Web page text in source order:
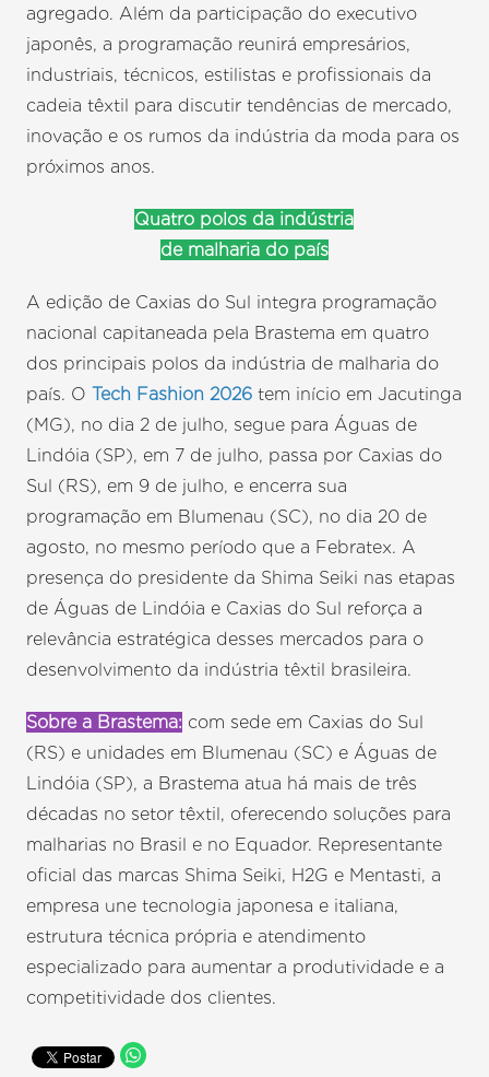
agregado. Além da participação do executivo
japonês, a programação reunirá empresários,
industriais, técnicos, estilistas e profissionais da
cadeia têxtil para discutir tendências de mercado,
inovação e os rumos da indústria da moda para os
próximos anos.
Quatro polos da indústria
de malharia do país
A edição de Caxias do Sul integra programação
nacional capitaneada pela Brastema em quatro
dos principais polos da indústria de malharia do
país. OTech Fashion 2026 tem início em Jacutinga
(MG), no dia 2 de julho, segue para Águas de
Lindóia (SP), em 7 de julho, passa por Caxias do
Sul (RS), em 9 de julho, e encerra sua
programação em Blumenau (SC), no dia 20 de
agosto, no mesmo período que a Febratex. A
presença do presidente da Shima Seiki nas etapas
de Águas de Lindóia e Caxias do Sul reforça a
relevância estratégica desses mercados para o
desenvolvimento da indústria têxtil brasileira.
Sobre a Brastema: com sede em Caxias do Sul
(RS) e unidades em Blumenau (SC) e Águas de
Lindóia (SP), a Brastema atua há mais de três
décadas no setor têxtil, oferecendo soluções para
malharias no Brasil e no Equador. Representante
oficial das marcas Shima Seiki, H2G e Mentasti, a
empresa une tecnologia japonesa e italiana,
estrutura técnica própria e atendimento
especializado para aumentar a produtividade e a
competitividade dos clientes.